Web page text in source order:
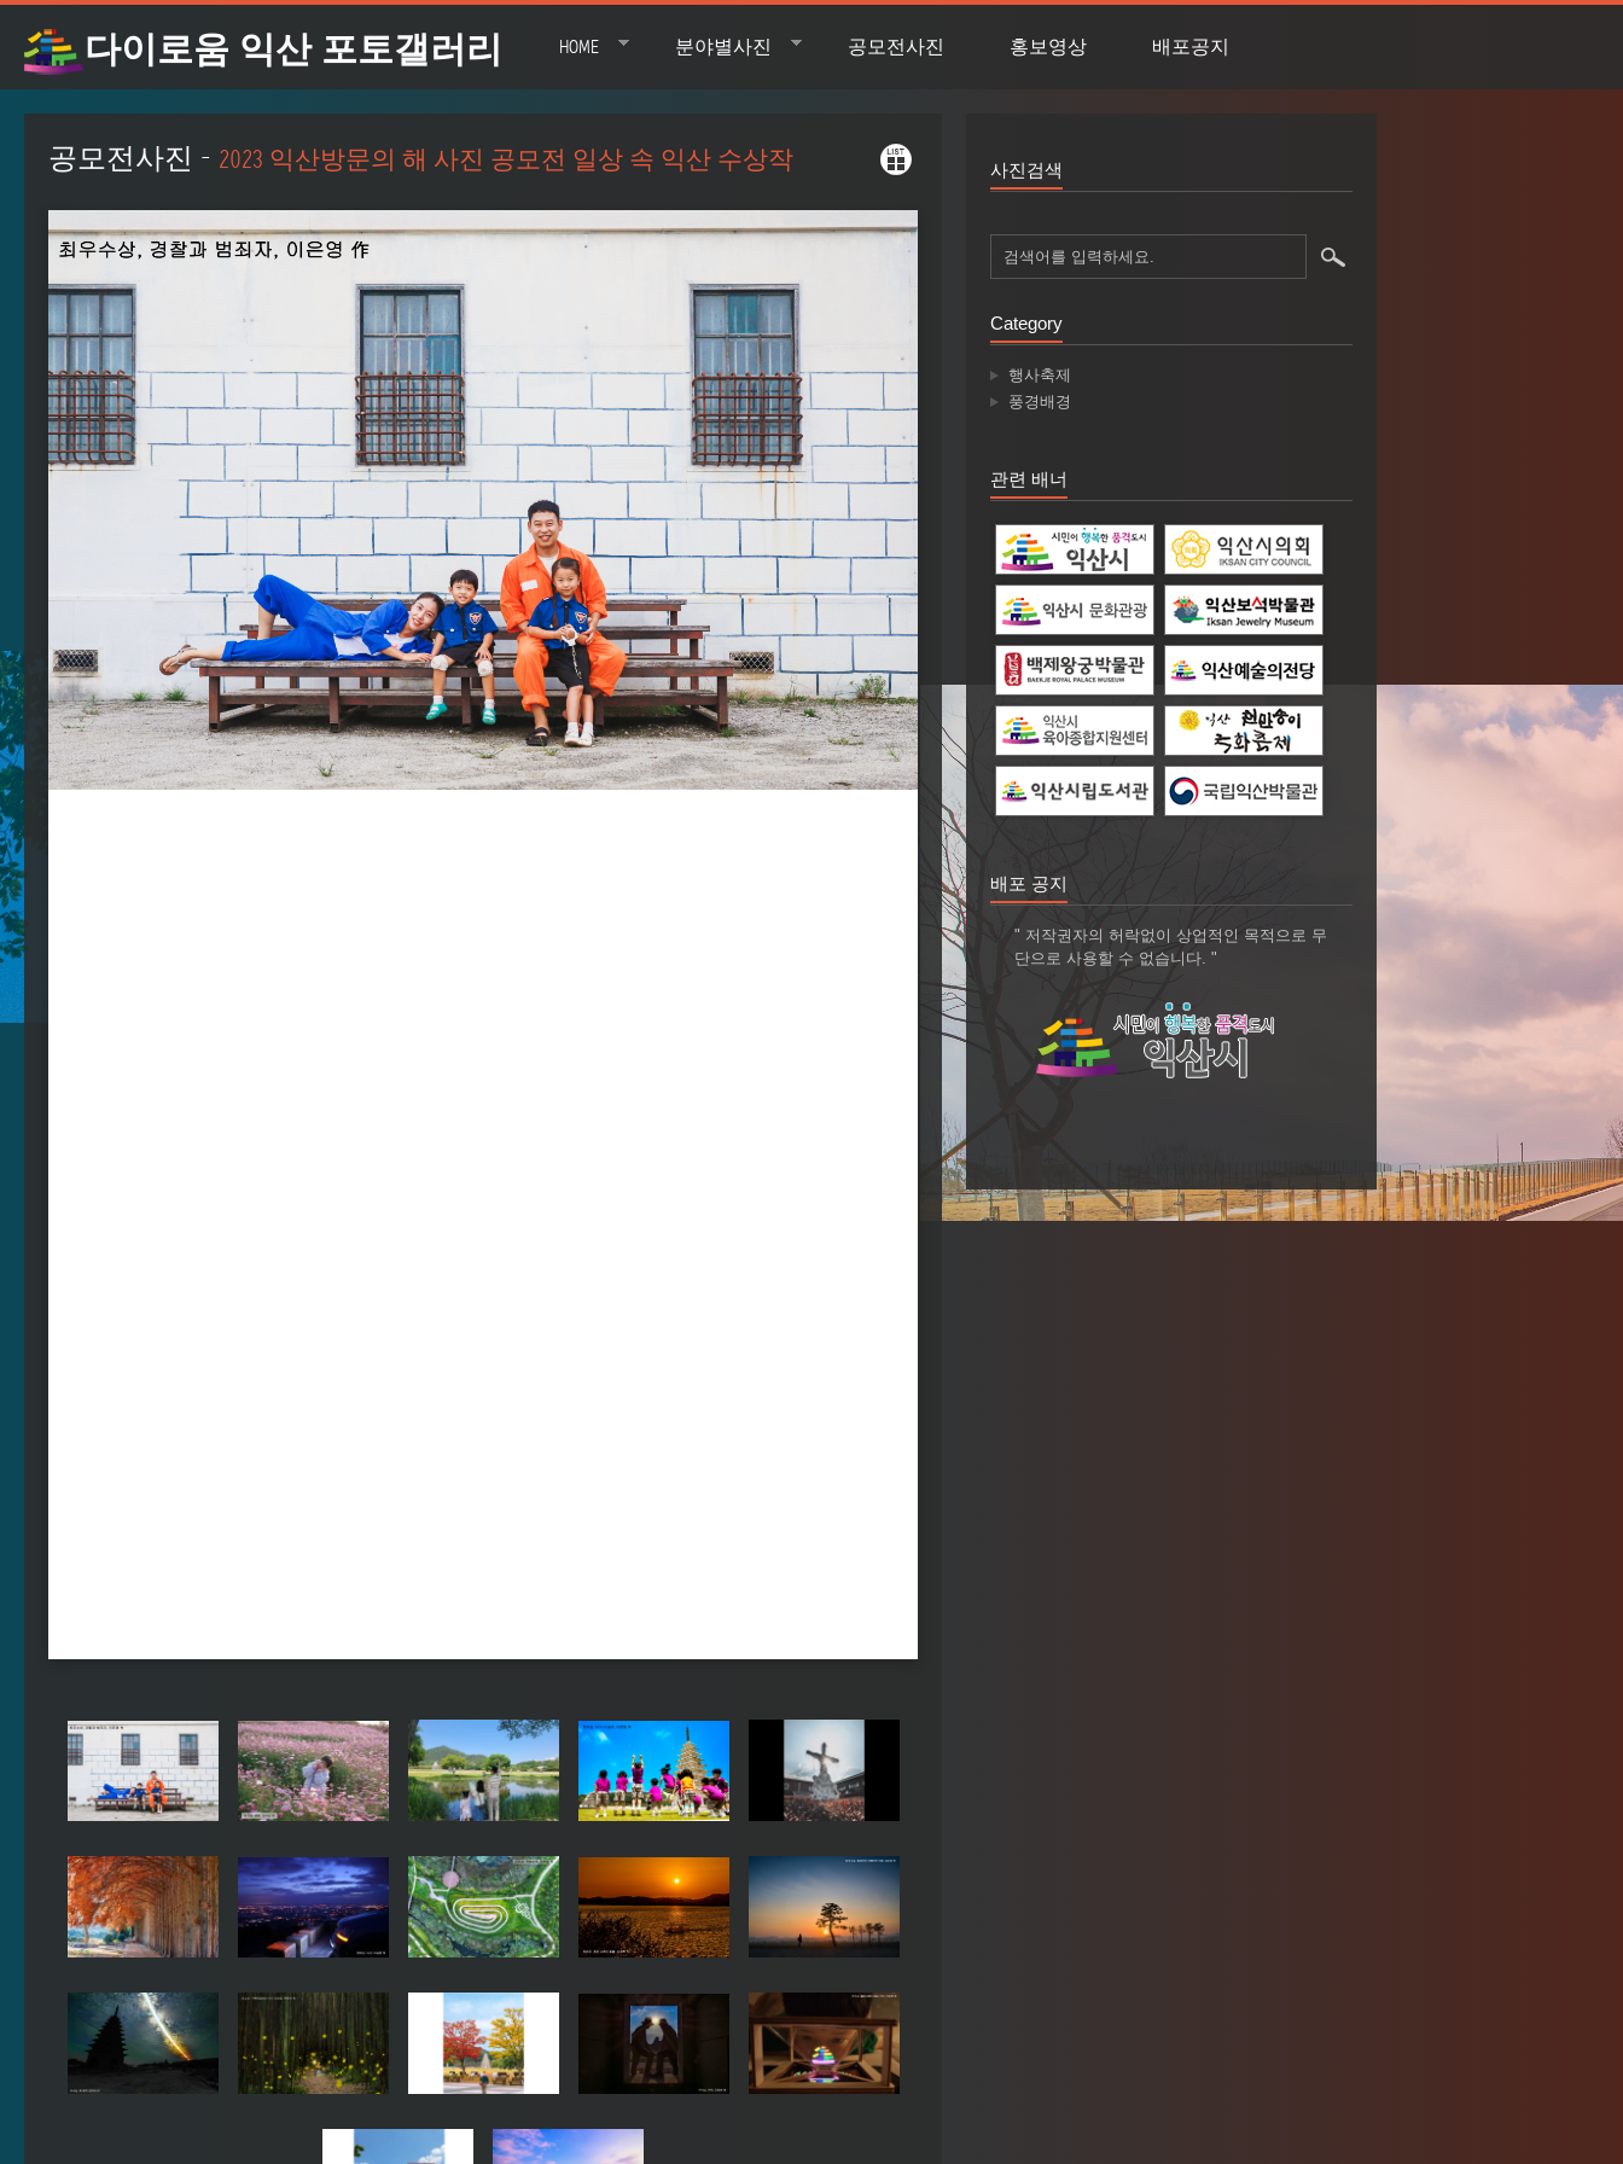
다이로움 익산 포토갤러리 HOME 분야별사진 공모전사진 홍보영상 배포공지
공모전사진 - 2023 익산방문의 해 사진 공모전 일상 속 익산 수상작 사진검색
Category
행사축제
풍경배경
관련 배너
배포 공지
" 저작권자의 허락없이 상업적인 목적으로 무
단으로 사용할 수 없습니다. "